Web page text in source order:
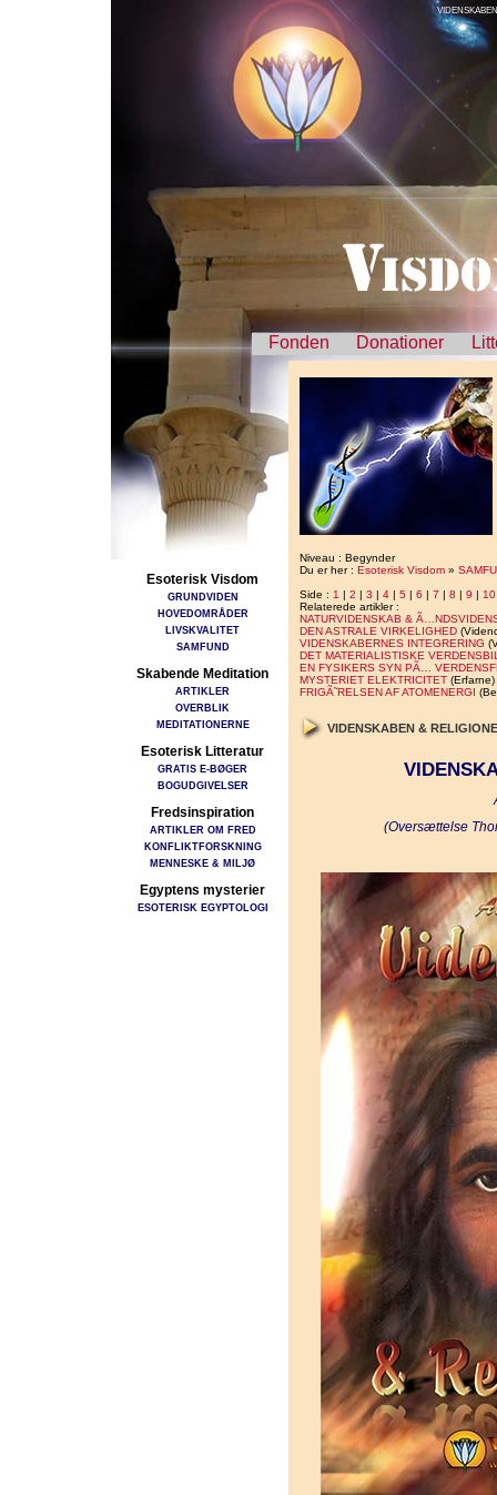
Fonden Donationer
Esoterisk Visdom
GRUNDVIDEN
HOVEDOMRÅDER
LIVSKVALITET
SAMFUND
Skabende Meditation
ARTIKLER
OVERBLIK
MEDITATIONERNE
Esoterisk Litteratur
GRATIS E-BØGER
BOGUDGIVELSER
Fredsinspiration
ARTIKLER OM FRED
KONFLIKTFORSKNING
MENNESKE & MILJØ
Egyptens mysterier
ESOTERISK EGYPTOLOGI
Niveau : Begynder
Du er her : Esoterisk Visdom »
Side : 1 | 2 | 3 | 4 | 5 | 6 | 7 | 8 | 9 | 10
Relaterede artikler :
NATURVIDENSKAB &
DEN ASTRALE VIRKELIGHED
VIDENSKABERNES INTEGRERING
DET MATERIALISTISKE
EN FYSIKERS SYN PÃ…
MYSTERIET ELEKTRICITET (Erfarne)
FRIGÃ˜RELSEN AF ATOMENERGI
VIDENSKABEN &
(Oversættelse